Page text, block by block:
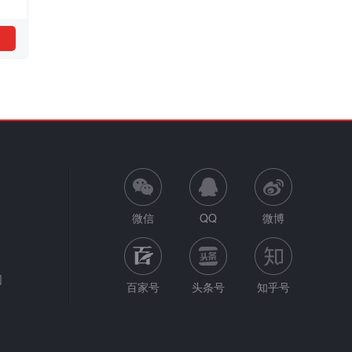
微信 QQ 微博
百家号 头条号 知乎号